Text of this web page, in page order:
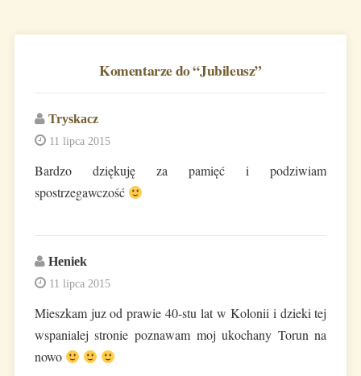
Komentarze do “Jubileusz”
Tryskacz
11 lipca 2015
Bardzo dziękuję za pamięć i podziwiam
spostrzegawczość
Heniek
11 lipca 2015
Mieszkam juz od prawie 40-stu lat w Kolonii i dzieki tej
wspanialej stronie poznawam moj ukochany Torun na
nowo